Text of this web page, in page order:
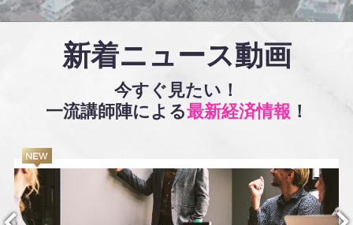
新着ニュース動画
今すぐ見たい！
一流講師陣による最新経済情報 ！